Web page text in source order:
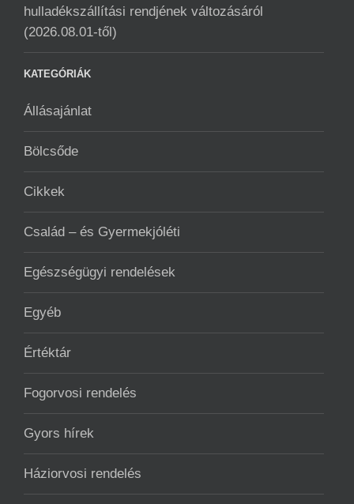
hulladékszállítási rendjének változásáról
(2026.08.01-től)
KATEGÓRIÁK
Állásajánlat
Bölcsőde
Cikkek
Család – és Gyermekjóléti
Egészségügyi rendelések
Egyéb
Értéktár
Fogorvosi rendelés
Gyors hírek
Háziorvosi rendelés